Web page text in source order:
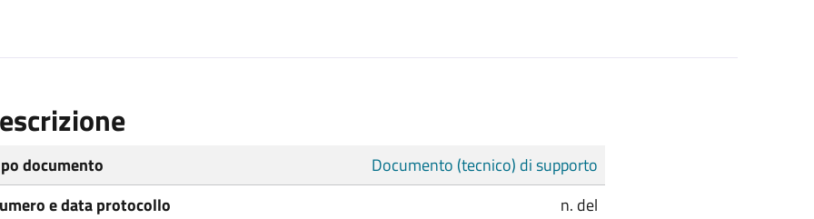
documento
Documento (tecnico) di supporto
e data protocollo
n. del